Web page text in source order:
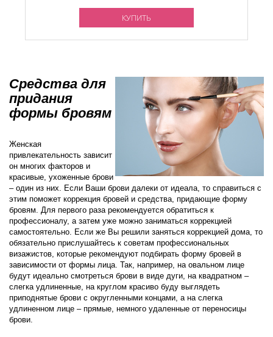
КУПИТЬ
Средства для
придания
формы бровям
Женская
привлекательность зависит
он многих факторов и
красивые, ухоженные брови
– один из них. Если Ваши брови далеки от идеала, то справиться с
этим поможет коррекция бровей и средства, придающие форму
бровям. Для первого раза рекомендуется обратиться к
профессионалу, а затем уже можно заниматься коррекцией
самостоятельно. Если же Вы решили заняться коррекцией дома, то
обязательно прислушайтесь к советам профессиональных
визажистов, которые рекомендуют подбирать форму бровей в
зависимости от формы лица. Так, например, на овальном лице
будут идеально смотреться брови в виде дуги, на квадратном –
слегка удлиненные, на круглом красиво буду выглядеть
приподнятые брови с округленными концами, а на слегка
удлиненном лице – прямые, немного удаленные от переносицы
брови.